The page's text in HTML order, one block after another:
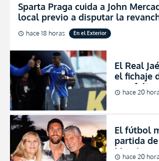
Sparta Praga cuida a John
local previo a disputar la
schedule hace 18 horas En el Exterior
El Real
el fichaje
a su
schedule hace 20
El fútbol
partida
Messi
schedule hace 20